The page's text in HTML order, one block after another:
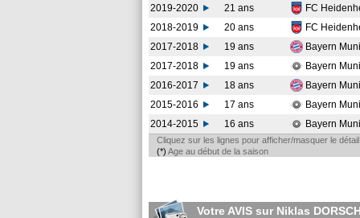
2019-2020
21 ans FC
2018-2019
20 ans FC
2017-2018
19 ans Bayern
2017-2018
19 ans Bayern
2016-2017
18 ans Bayern
2015-2016
17 ans Bayern
2014-2015
16 ans Bayern
Cliquez sur les lignes pour afficher/masquer le
(*) Age au début de la saison
Votre AVIS sur Niklas DORSCH